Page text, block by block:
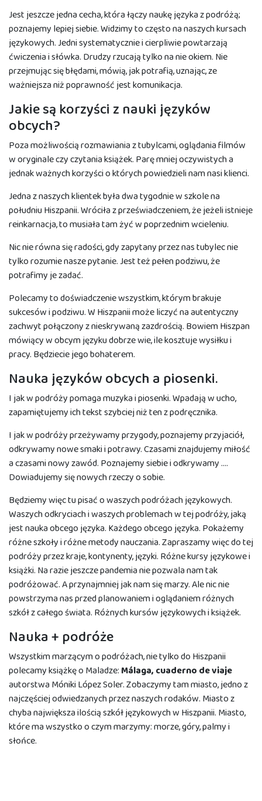
Jest jeszcze jedna cecha, która łączy naukę języka z podróżą;
poznajemy lepiej siebie. Widzimy to często na naszych kursach
językowych. Jedni systematycznie i cierpliwie powtarzają
ćwiczenia i słówka. Drudzy rzucają tylko na nie okiem. Nie
przejmując się błędami, mówią, jak potrafią, uznając, ze
ważniejsza niż poprawność jest komunikacja.
Jakie są korzyści z nauki języków
obcych?
Poza możliwością rozmawiania z tubylcami, oglądania filmów
w oryginale czy czytania książek. Parę mniej oczywistych a
jednak ważnych korzyści o których powiedzieli nam nasi klienci.
Jedna z naszych klientek była dwa tygodnie w szkole na
południu Hiszpanii. Wróciła z przeświadczeniem, że jeżeli istnieje
reinkarnacja, to musiała tam żyć w poprzednim wcieleniu.
Nic nie równa się radości, gdy zapytany przez nas tubylec nie
tylko rozumie nasze pytanie. Jest też pełen podziwu, że
potrafimy je zadać.
Polecamy to doświadczenie wszystkim, którym brakuje
sukcesów i podziwu. W Hiszpanii może liczyć na autentyczny
zachwyt połączony z nieskrywaną zazdrością. Bowiem Hiszpan
mówiący w obcym języku dobrze wie, ile kosztuje wysiłku i
pracy. Będziecie jego bohaterem.
Nauka języków obcych a piosenki.
I jak w podróży pomaga muzyka i piosenki. Wpadają w ucho,
zapamiętujemy ich tekst szybciej niż ten z podręcznika.
I jak w podróży przeżywamy przygody, poznajemy przyjaciół,
odkrywamy nowe smaki i potrawy. Czasami znajdujemy miłość
a czasami nowy zawód. Poznajemy siebie i odkrywamy ….
Dowiadujemy się nowych rzeczy o sobie.
Będziemy więc tu pisać o waszych podróżach językowych.
Waszych odkryciach i waszych problemach w tej podróży, jaką
jest nauka obcego języka. Każdego obcego języka. Pokażemy
różne szkoły i różne metody nauczania. Zapraszamy więc do tej
podróży przez kraje, kontynenty, języki. Różne kursy językowe i
książki. Na razie jeszcze pandemia nie pozwala nam tak
podróżować. A przynajmniej jak nam się marzy. Ale nic nie
powstrzyma nas przed planowaniem i oglądaniem różnych
szkół z całego świata. Różnych kursów językowych i książek.
Nauka + podróże
Wszystkim marzącym o podróżach, nie tylko do Hiszpanii
polecamy książkę o Maladze: Málaga, cuaderno de viaje
autorstwa Móniki López Soler. Zobaczymy tam miasto, jedno z
najczęściej odwiedzanych przez naszych rodaków. Miasto z
chyba największa ilością szkół językowych w Hiszpanii. Miasto,
które ma wszystko o czym marzymy: morze, góry, palmy i
słońce.